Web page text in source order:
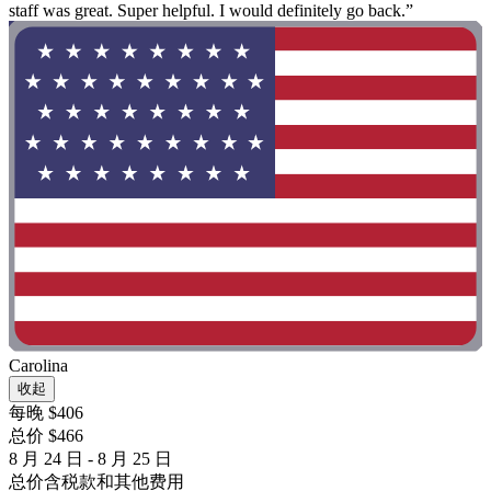
staff was great. Super helpful. I would definitely go back.”
Carolina
收起
每晚 $406
总价 $466
8 月 24 日 - 8 月 25 日
总价含税款和其他费用